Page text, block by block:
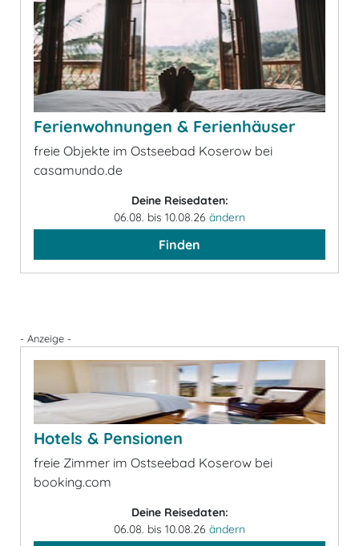
Ferienwohnungen & Ferienhäuser
freie Objekte im Ostseebad Koserow bei
casamundo.de
Deine Reisedaten:
06.08. bis 10.08.26 ändern
Finden
- Anzeige -
Hotels & Pensionen
freie Zimmer im Ostseebad Koserow bei
booking.com
Deine Reisedaten:
06.08. bis 10.08.26 ändern